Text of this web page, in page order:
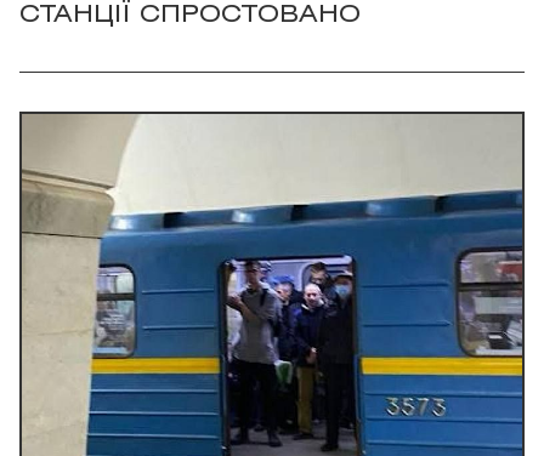
СТАНЦІЇ СПРОСТОВАНО